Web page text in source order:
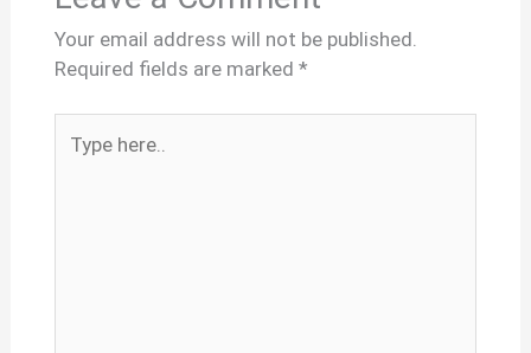
Your email address will not be published.
Required fields are marked *
here..